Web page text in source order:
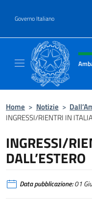
Governo Italiano
Intestazione
Home > Notizie >
INGRESSI/RIENTRI IN
INGRESSI/
DALL’ESTERO
Data pubblicazione:01